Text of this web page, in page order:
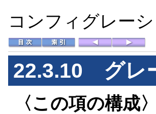
コンフィグレー
22.3.10 グレ
〈この項の構成〉